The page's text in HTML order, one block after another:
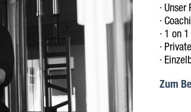
·
·
· 1 on
·
·
Zum